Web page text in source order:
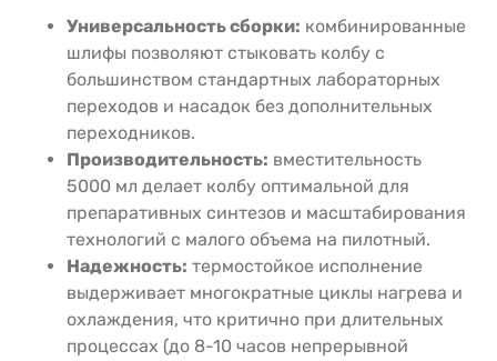
Универсальность сборки: комбинированные
шлифы позволяют стыковать колбу с
большинством стандартных лабораторных
переходов и насадок без дополнительных
переходников.
Производительность: вместительность
5000 мл делает колбу оптимальной для
препаративных синтезов и масштабирования
технологий с малого объема на пилотный.
Надежность: термостойкое исполнение
выдерживает многократные циклы нагрева и
охлаждения, что критично при длительных
процессах (до 8-10 часов непрерывной